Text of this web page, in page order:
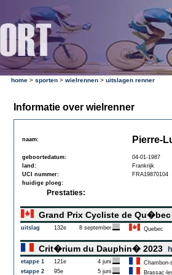
home > sporten > wielrennen > uitslagen renner
Informatie over wielrenner
naam: Pierre-
geboortedatum:
04-01-1987
land:
Frankrijk
UCI nummer:
FRA19870104
huidige ploeg:
Prestaties:
Grand Prix Cycliste de
uitslag 132e 8 september Quebec
Crit�rium du Dauphin� 2023
etappe 1 121e 4 juni
Chambon-
etappe 2
95e 5 juni
Brassac-